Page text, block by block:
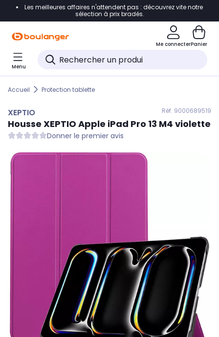
Accéder directement à la navigation
Accéder directement au pied de page
Accéder directement au chatbot
Les meilleures affaires n'attendent pas : découvrez vite notre
sélection à prix bradés.
Me connecterPanier
Menu
Accueil Protection tablette
XEPTIO Réf. 9000689519
Housse XEPTIO Apple iPad Pro 13 M4 violette
Donner le premier avis